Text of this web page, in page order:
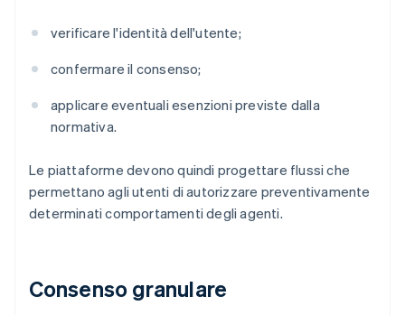
verificare l'identità dell'utente;
confermare il consenso;
applicare eventuali esenzioni previste dalla
normativa.
Le piattaforme devono quindi progettare flussi che
permettano agli utenti di autorizzare preventivamente
determinati comportamenti degli agenti.
Consenso granulare